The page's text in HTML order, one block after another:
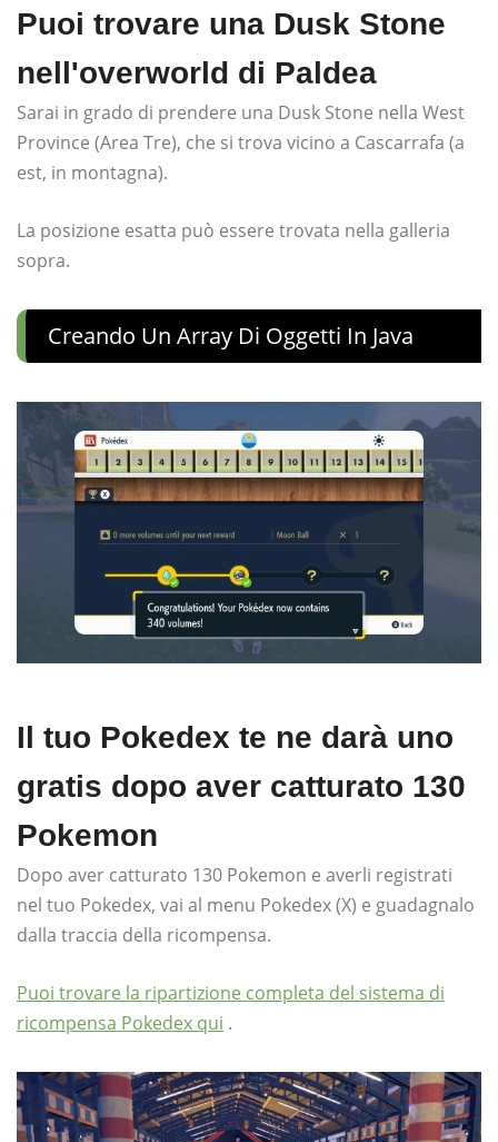
Puoi trovare una Dusk Stone
nell'overworld di Paldea
Sarai in grado di prendere una Dusk Stone nella West
Province (Area Tre), che si trova vicino a Cascarrafa (a
est, in montagna).
La posizione esatta può essere trovata nella galleria
sopra.
Creando Un Array Di Oggetti In Java
Il tuo Pokedex te ne darà uno
gratis dopo aver catturato 130
Pokemon
Dopo aver catturato 130 Pokemon e averli registrati
nel tuo Pokedex, vai al menu Pokedex (X) e guadagnalo
dalla traccia della ricompensa.
Puoi trovare la ripartizione completa del sistema di
ricompensa Pokedex qui .